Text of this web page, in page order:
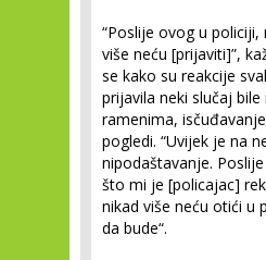
“Poslije ovog u policiji,
više neću [prijaviti]”,
se kako su reakcije
prijavila neki slučaj
ramenima,
pogledi. “Uvijek je na
nipodaštavanje.
što mi je [policajac]
nikad više neću otići u
da bude“.